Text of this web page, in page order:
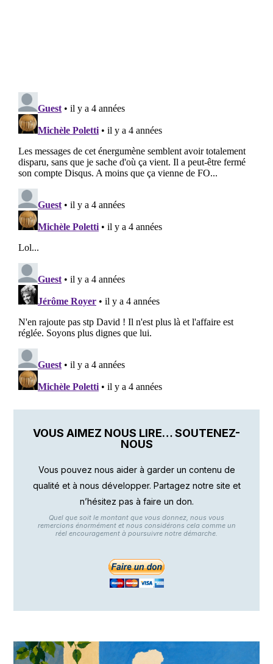
VOUS AIMEZ NOUS LIRE… SOUTENEZ-
NOUS
Vous pouvez nous aider à garder un contenu de
qualité et à nous développer. Partagez notre site et
n’hésitez pas à faire un don.
Quel que soit le montant que vous donnez, nous vous
remercions énormément et nous considérons cela comme un
réel encouragement à poursuivre notre démarche.